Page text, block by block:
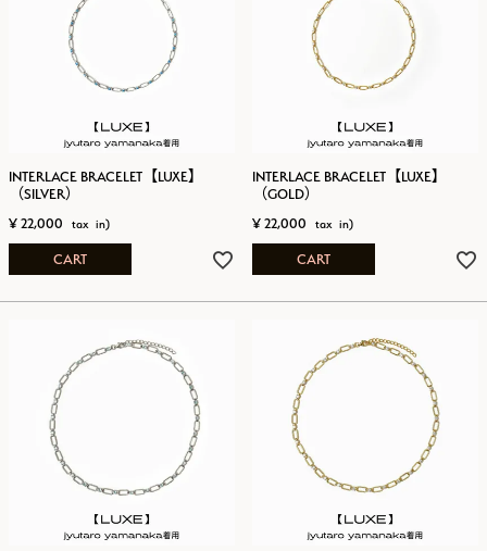
INTERLACE BRACELET【LUXE】
（SILVER）
¥ 22,000
CART
INTERLACE BRACELET【LUXE】
（GOLD）
¥ 22,000
CART